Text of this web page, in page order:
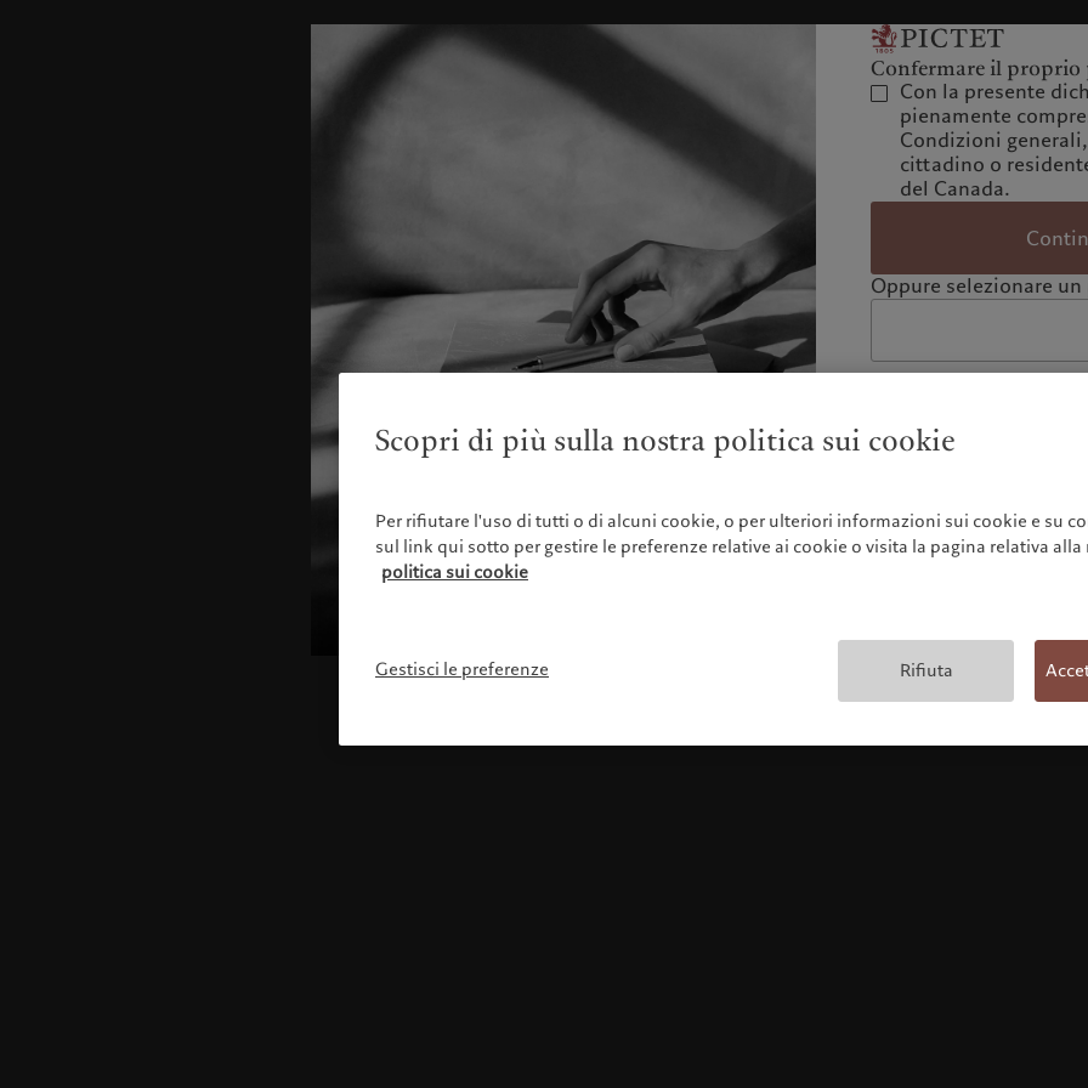
Confermare il
Con la presente
pienamente
Condizioni
cittadino o
del Canada.
Oppure selezionare
Condizioni generali
Scopri di più sulla nostra politica sui cookie
Per rifiutare l'uso di tutti o di alcuni cookie, o per ulteriori informazioni sui cookie e su
sul link qui sotto per gestire le preferenze relative ai cookie o visita la pagina relativa alla
politica sui cookie
Gestisci le preferenze Rifiuta